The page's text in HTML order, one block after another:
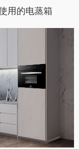
用的电蒸箱